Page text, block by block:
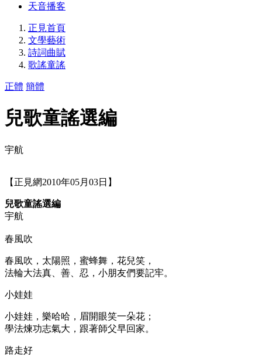
天音播客
正見首頁
文學藝術
詩詞曲賦
歌謠童謠
正體 簡體
兒歌童謠選編
宇航
【正見網2010年05月03日】
兒歌童謠選編
宇航
春風吹
春風吹，太陽照，蜜蜂舞，花兒笑，
法輪大法真、善、忍，小朋友們要記牢。
小娃娃
小娃娃，樂哈哈，眉開眼笑一朵花；
學法煉功志氣大，跟著師父早回家。
路走好